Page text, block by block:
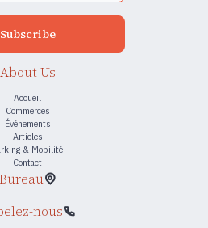
Subscribe
About Us
Accueil
Commerces
Événements
Articles
& Mobilité
Contact
Bureau
nous